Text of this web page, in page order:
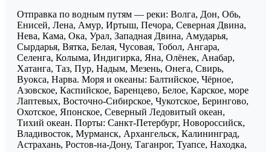
Отправка по водным путям — реки: Волга, Дон, Обь,
Енисей, Лена, Амур, Иртыш, Печора, Северная Двина,
Нева, Кама, Ока, Урал, Западная Двина, Амударья,
Сырдарья, Вятка, Белая, Чусовая, Тобол, Ангара,
Селенга, Колыма, Индигирка, Яна, Олёнек, Анабар,
Хатанга, Таз, Пур, Надым, Мезень, Онега, Свирь,
Вуокса, Нарва. Моря и океаны: Балтийское, Чёрное,
Азовское, Каспийское, Баренцево, Белое, Карское, море
Лаптевых, Восточно-Сибирское, Чукотское, Берингово,
Охотское, Японское, Северный Ледовитый океан,
Тихий океан. Порты: Санкт-Петербург, Новороссийск,
Владивосток, Мурманск, Архангельск, Калининград,
Астрахань, Ростов-на-Дону, Таганрог, Туапсе, Находка,